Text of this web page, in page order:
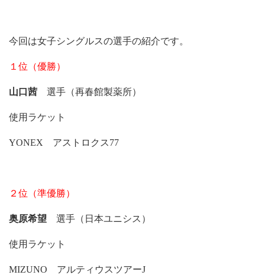
今回は女子シングルスの選手の紹介です。
１位（優勝）
山口茜 選手（再春館製薬所）
使用ラケット
YONEX アストロクス77
２位（準優勝）
奥原希望 選手（日本ユニシス）
使用ラケット
MIZUNO アルティウスツアーJ